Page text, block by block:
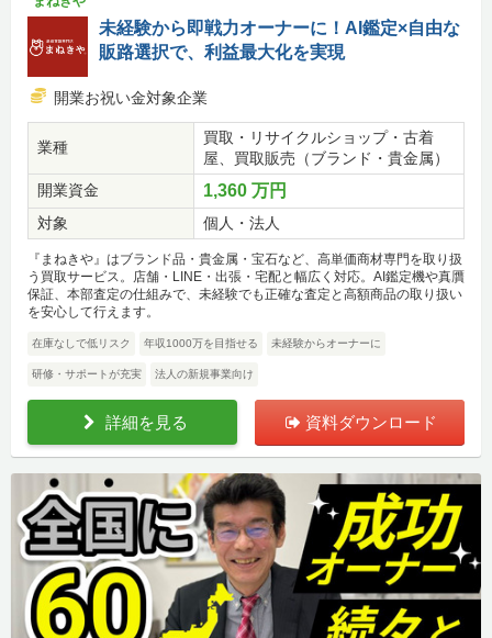
未経験から即戦力オーナーに！AI鑑定×自由な
販路選択で、利益最大化を実現
開業お祝い金対象企業
業種
買取・リサイクルショップ・古着
屋、買取販売（ブランド・貴金属）
開業資金
1,360 万円
対象 個人・法人
『まねきや』はブランド品・貴金属・宝石など、高単価商材専門を取り扱
う買取サービス。店舗・LINE・出張・宅配と幅広く対応。AI鑑定機や真贋
保証、本部査定の仕組みで、未経験でも正確な査定と高額商品の取り扱い
を安心して行えます。
在庫なしで低リスク 年収1000万を目指せる 未経験からオーナーに
研修・サポートが充実 法人の新規事業向け
詳細を見る 資料ダウンロード